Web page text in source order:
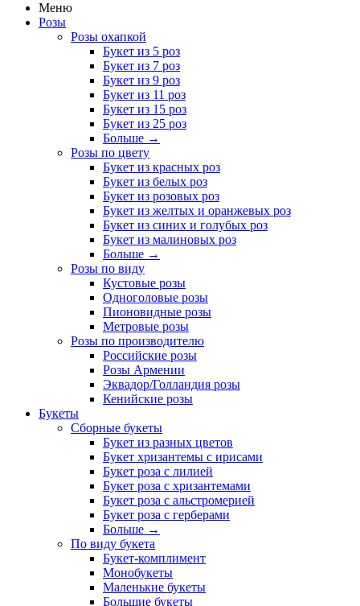
Меню
Розы
Розы охапкой
Букет из 5 роз
Букет из 7 роз
Букет из 9 роз
Букет из 11 роз
Букет из 15 роз
Букет из 25 роз
Больше →
Розы по цвету
Букет из красных роз
Букет из белых роз
Букет из розовых роз
Букет из желтых и оранжевых роз
Букет из синих и голубых роз
Букет из малиновых роз
Больше →
Розы по виду
Кустовые розы
Одноголовые розы
Пионовидные розы
Метровые розы
Розы по производителю
Российские розы
Розы Армении
Эквадор/Голландия розы
Кенийские розы
Букеты
Сборные букеты
Букет из разных цветов
Букет хризантемы с ирисами
Букет роза с лилией
Букет роза с хризантемами
Букет роза с альстромерией
Букет роза с герберами
Больше →
По виду букета
Букет-комплимент
Монобукеты
Маленькие букеты
Большие букеты